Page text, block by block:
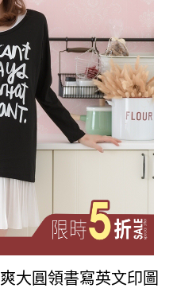
大圓領書寫英文印圖